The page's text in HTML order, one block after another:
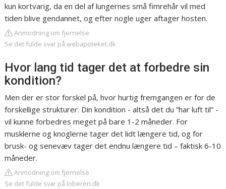
kun kortvarig, da en del af lungernes små fimrehår vil med
tiden blive gendannet, og efter nogle uger aftager hosten.
Anmodning om fjernelse
Se det fulde svar på webapoteket.dk
Hvor lang tid tager det at forbedre sin
kondition?
Men der er stor forskel på, hvor hurtig fremgangen er for de
forskellige strukturer. Din kondition - altså det du ”har luft til” -
vil kunne forbedres meget på bare 1-2 måneder. For
musklerne og knoglerne tager det lidt længere tid, og for
brusk- og senevæv tager det endnu længere tid – faktisk 6-10
måneder.
Anmodning om fjernelse
Se det fulde svar på loberen.dk